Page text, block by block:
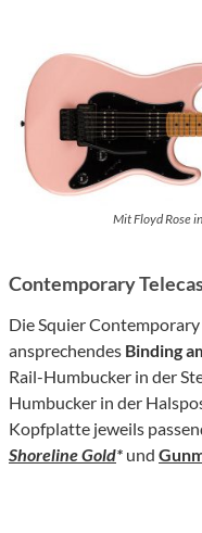
Mit Floyd Rose
Contemporary
Die Squier
ansprechendes Binding
Rail-Humbucker in der
Humbucker in der
Kopfplatte jeweils
Shoreline Gold* und